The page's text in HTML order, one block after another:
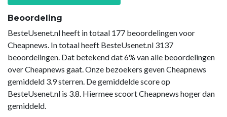
Beoordeling
BesteUsenet.nl heeft in totaal 177 beoordelingen voor
Cheapnews. In totaal heeft BesteUsenet.nl 3137
beoordelingen. Dat betekend dat 6% van alle beoordelingen
over Cheapnews gaat. Onze bezoekers geven Cheapnews
gemiddeld 3.9 sterren. De gemiddelde score op
BesteUsenet.nl is 3.8. Hiermee scoort Cheapnews hoger dan
gemiddeld.